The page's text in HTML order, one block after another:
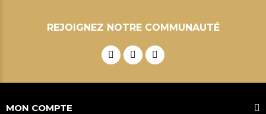
REJOIGNEZ NOTRE COMMUNAUTÉ
MON COMPTE